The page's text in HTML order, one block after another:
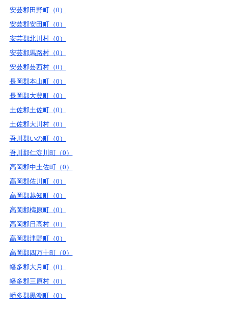
安芸郡田野町（0）
安芸郡安田町（0）
安芸郡北川村（0）
安芸郡馬路村（0）
安芸郡芸西村（0）
長岡郡本山町（0）
長岡郡大豊町（0）
土佐郡土佐町（0）
土佐郡大川村（0）
吾川郡いの町（0）
吾川郡仁淀川町（0）
高岡郡中土佐町（0）
高岡郡佐川町（0）
高岡郡越知町（0）
高岡郡檮原町（0）
高岡郡日高村（0）
高岡郡津野町（0）
高岡郡四万十町（0）
幡多郡大月町（0）
幡多郡三原村（0）
幡多郡黒潮町（0）